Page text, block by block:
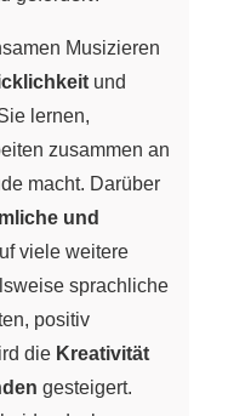
Musizieren
und
lernen,
zusammen an
macht. Darüber
und
viele weitere
sprachliche
positiv
die Kreativität
gesteigert.